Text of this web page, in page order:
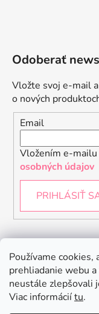
Používame
prehliadanie webu
neustále zlepšovali
Viac informáciítu.
Odoberať
Vložte svoj e-mail
o nových
Email
Vložením e-
osobných údajov
PRIHLÁSIŤ
Instagram